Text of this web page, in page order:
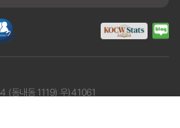
(동내동 1119) 우)41061